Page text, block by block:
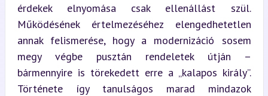
érdekek elnyomása csak ellenállást szül.
Működésének értelmezéséhez elengedhetetlen
annak felismerése, hogy a modernizáció sosem
megy végbe pusztán rendeletek útján –
bármennyire is törekedett erre a „kalapos király”.
Története így tanulságos marad mindazok